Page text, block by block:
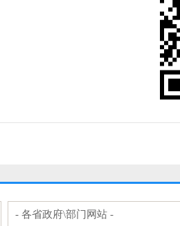
- 各省政府\部门网站 -